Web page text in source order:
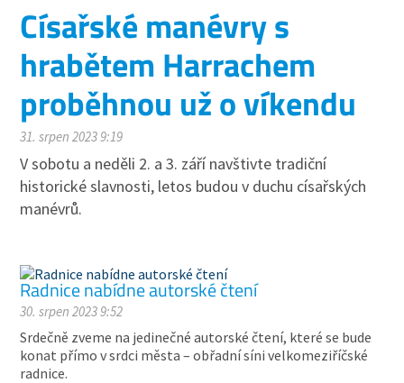
Císařské manévry s
hrabětem Harrachem
proběhnou už o víkendu
31. srpen 2023 9:19
V sobotu a neděli 2. a 3. září navštivte tradiční
historické slavnosti, letos budou v duchu císařských
manévrů.
Radnice nabídne autorské čtení
30. srpen 2023 9:52
Srdečně zveme na jedinečné autorské čtení, které se bude
konat přímo v srdci města – obřadní síni velkomeziříčské
radnice.